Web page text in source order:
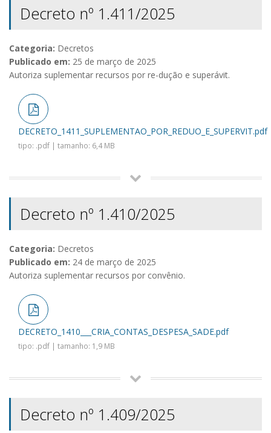
Decreto nº 1.411/2025
Categoria: Decretos
Publicado em: 25 de março de 2025
Autoriza suplementar recursos por re-dução e superávit.
DECRETO_1411_SUPLEMENTAO_POR_REDUO_E_SUPERVIT.pdf
tipo: .pdf | tamanho: 6,4 MB
Decreto nº 1.410/2025
Categoria: Decretos
Publicado em: 24 de março de 2025
Autoriza suplementar recursos por convênio.
DECRETO_1410___CRIA_CONTAS_DESPESA_SADE.pdf
tipo: .pdf | tamanho: 1,9 MB
Decreto nº 1.409/2025